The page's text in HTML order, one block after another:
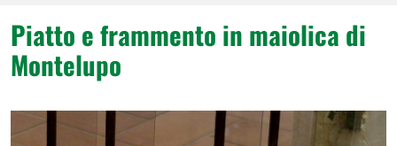
Piatto e frammento in maiolica di
Montelupo